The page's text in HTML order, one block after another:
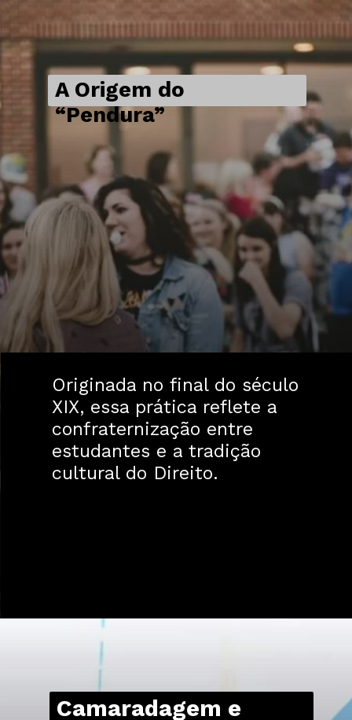
Originada no final do século
XIX, essa prática reflete a
confraternização entre
estudantes e a tradição
cultural do Direito.
A Origem do
“Pendura”
Camaradagem e